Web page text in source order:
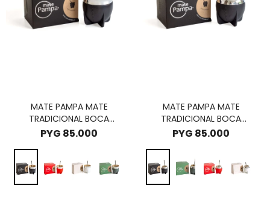
MATE PAMPA MATE
TRADICIONAL BOCA
ABIERTA - NEGRO
PYG 85.000
MATE PAMPA MATE
TRADICIONAL BOCA
CERRADA - NEGRO
PYG 85.000